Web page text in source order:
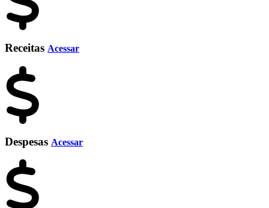
Receitas Acessar
Despesas Acessar